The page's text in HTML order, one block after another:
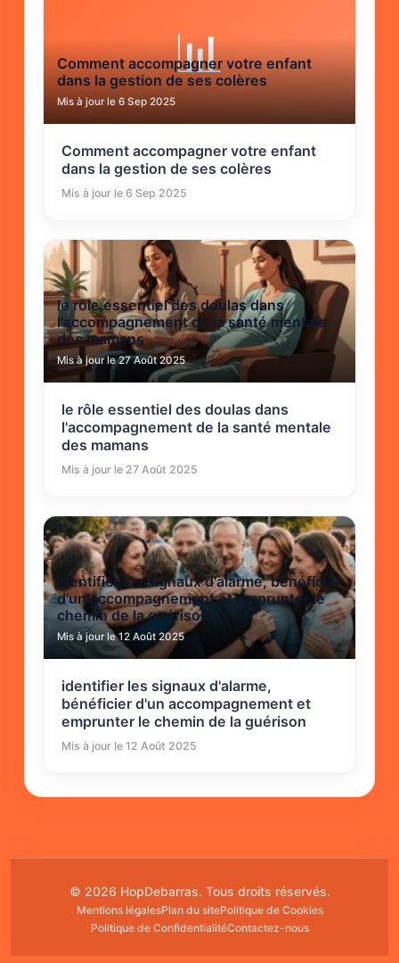
📊
Comment accompagner votre enfant
dans la gestion de ses colères
Mis à jour le 6 Sep 2025
Comment accompagner votre enfant
dans la gestion de ses colères
Mis à jour le 6 Sep 2025
le rôle essentiel des doulas dans
l'accompagnement de la santé mentale
des mamans
Mis à jour le 27 Août 2025
le rôle essentiel des doulas dans
l'accompagnement de la santé mentale
des mamans
Mis à jour le 27 Août 2025
identifier les signaux d'alarme, bénéficier
d'un accompagnement et emprunter le
chemin de la guérison
Mis à jour le 12 Août 2025
identifier les signaux d'alarme,
bénéficier d'un accompagnement et
emprunter le chemin de la guérison
Mis à jour le 12 Août 2025
© 2026 HopDebarras. Tous droits réservés.
Mentions légalesPlan du sitePolitique de Cookies
Politique de ConfidentialitéContactez-nous